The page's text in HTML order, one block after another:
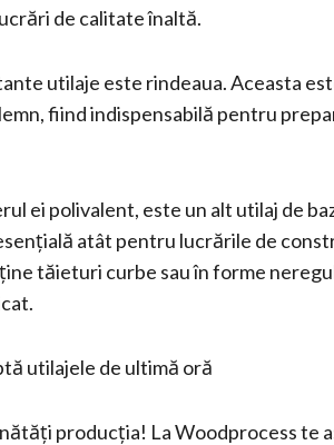
de calitate înaltă.
utilaje este rindeaua. Aceasta
fiind indispensabilă pentru
ei polivalent, este un alt utilaj de
atât pentru lucrările de
tăieturi curbe sau în forme
utilajele de ultimă oră
producția! La Woodprocess te